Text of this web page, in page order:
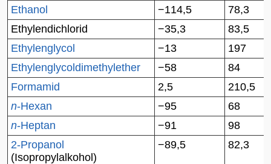
Ethanol
−114,5
78,3
Ethylendichlorid
−35,3
83,5
Ethylenglycol
−13
197
Ethylenglycoldimethylether
−58
84
Formamid
2,5
210,5
n-Hexan −95
68
n-Heptan −91
98
2-Propanol
(Isopropylalkohol)
−89,5 82,3